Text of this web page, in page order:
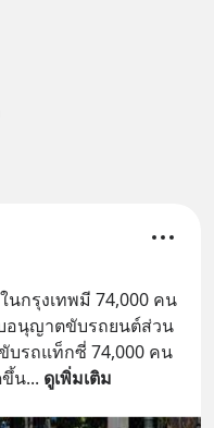
กรุงเทพมี 74,000 คน
อนุญาตขับรถยนต์ส่วน
รถแท็กซี่ 74,000 คน
ขึ้น... ดูเพิ่มเติม